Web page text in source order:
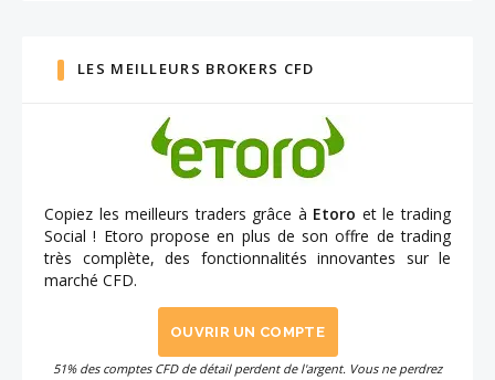
LES MEILLEURS BROKERS CFD
Copiez les meilleurs traders grâce à Etoro et le trading
Social ! Etoro propose en plus de son offre de trading
très complète, des fonctionnalités innovantes sur le
marché CFD.
OUVRIR UN COMPTE
51% des comptes CFD de détail perdent de l'argent. Vous ne perdrez